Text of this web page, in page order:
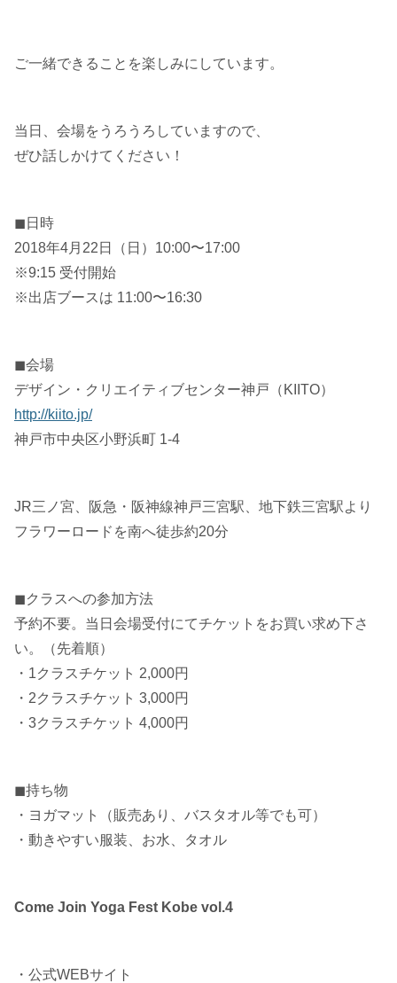
ご一緒できることを楽しみにしています。
当日、会場をうろうろしていますので、
ぜひ話しかけてください！
◼︎日時
2018年4月22日（日）10:00〜17:00
※9:15 受付開始
※出店ブースは 11:00〜16:30
◼︎会場
デザイン・クリエイティブセンター神戸（KIITO）
http://kiito.jp/
神戸市中央区小野浜町 1-4
JR三ノ宮、阪急・阪神線神戸三宮駅、地下鉄三宮駅より
フラワーロードを南へ徒歩約20分
◼︎クラスへの参加方法
予約不要。当日会場受付にてチケットをお買い求め下さ
い。（先着順）
・1クラスチケット 2,000円
・2クラスチケット 3,000円
・3クラスチケット 4,000円
◼︎持ち物
・ヨガマット（販売あり、バスタオル等でも可）
・動きやすい服装、お水、タオル
Come Join Yoga Fest Kobe vol.4
・公式WEBサイト